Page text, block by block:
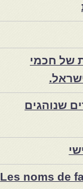
של חכמי
שנוהגים
Les noms de